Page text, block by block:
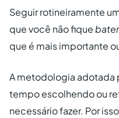
Seguir rotineiramente
que você não fique
que é mais importante
A metodologia adotada
tempo escolhendo ou
necessário fazer. Por